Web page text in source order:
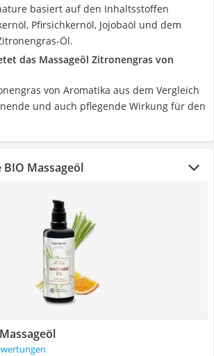
basiert auf den Inhaltsstoffen
Pfirsichkernöl, Jojobaöl und dem
Öl.
das Massageöl Zitronengras von
von Aromatika aus dem Vergleich
und auch pflegende Wirkung für den
Massageöl